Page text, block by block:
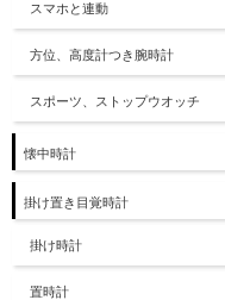
スマホと連動
方位、高度計つき腕時計
スポーツ、ストップウオッチ
懐中時計
掛け置き目覚時計
掛け時計
置時計